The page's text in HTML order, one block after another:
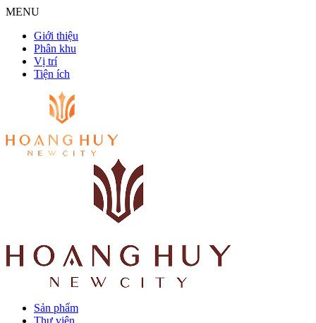
MENU
Giới thiệu
Phân khu
Vị trí
Tiện ích
Sản phẩm
Thư viện